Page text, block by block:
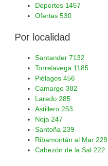
Deportes 1457
Ofertas 530
Por localidad
Santander 7132
Torrelavega 1185
Piélagos 456
Camargo 382
Laredo 285
Astillero 253
Noja 247
Santoña 239
Ribamontán al Mar 229
Cabezón de la Sal 222